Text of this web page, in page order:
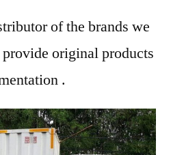
of the brands we
original products
.